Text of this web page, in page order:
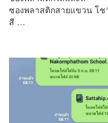
ซองพลาสติกสายแขวน โ
สี …